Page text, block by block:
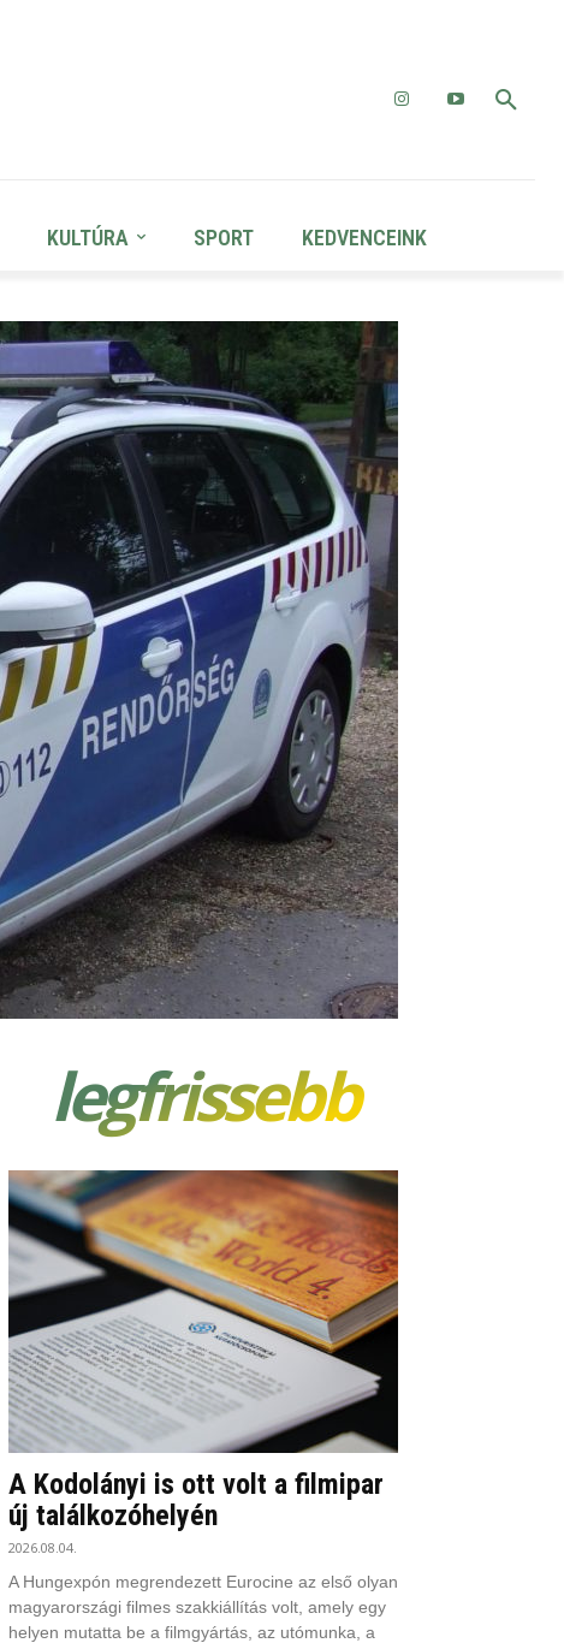
KULTÚRA SPORT KEDVENCEINK
legfrissebb
A Kodolányi is ott volt a filmipar
új találkozóhelyén
2026.08.04.
A Hungexpón megrendezett Eurocine az első olyan
magyarországi filmes szakkiállítás volt, amely egy
helyen mutatta be a filmgyártás, az utómunka, a